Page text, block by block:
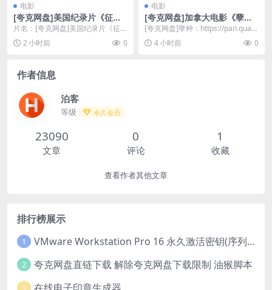
电影
[夸克网盘]美国纪录片《征服1
4座高峰：凡事皆可能》（202
1）豆瓣8.6
片名：[夸克网盘]美国纪录片《征服
14座高峰：凡事皆可能》（2021）
豆瓣8.6...
2 小时前 0
电影
[夸克网盘]加拿大电影《孽
种》（2025）恐怖
[夸克网盘]孽种：https://pan.quar
k.cn/s/72319a2d...
4 小时前 0
作者信息
泊客
等级 永久会员
23090
文章
0
评论
1
收藏
查看作者其他文章
排行榜展示
1 VMware Workstation Pro 16 永久激活密钥(序列号)
2 夸克网盘直链下载 解除夸克网盘下载限制 油猴脚本
3 在线电子印章生成器